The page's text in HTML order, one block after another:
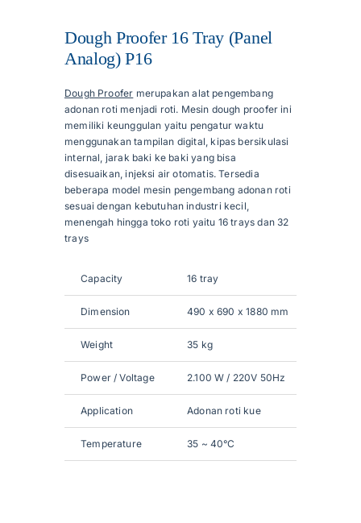
Articles
Contact Us
Dough Proofer 16 Tray (Panel
Analog) P16
Dough Proofer merupakan alat pengembang
adonan roti menjadi roti. Mesin dough proofer ini
memiliki keunggulan yaitu pengatur waktu
menggunakan tampilan digital, kipas bersikulasi
internal, jarak baki ke baki yang bisa
disesuaikan, injeksi air otomatis. Tersedia
beberapa model mesin pengembang adonan roti
sesuai dengan kebutuhan industri kecil,
menengah hingga toko roti yaitu 16 trays dan 32
trays
Capacity 16 tray
Dimension 490 x 690 x 1880 mm
Weight 35 kg
Power / Voltage 2.100 W / 220V 50Hz
Application Adonan roti kue
Temperature 35 ~ 40°C